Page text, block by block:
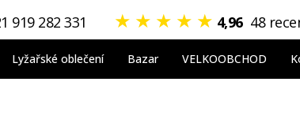
919 282 331 ★ ★ ★ ★ ★ 4,96 48
Lyžařské oblečení Bazar VELKOOBCHOD